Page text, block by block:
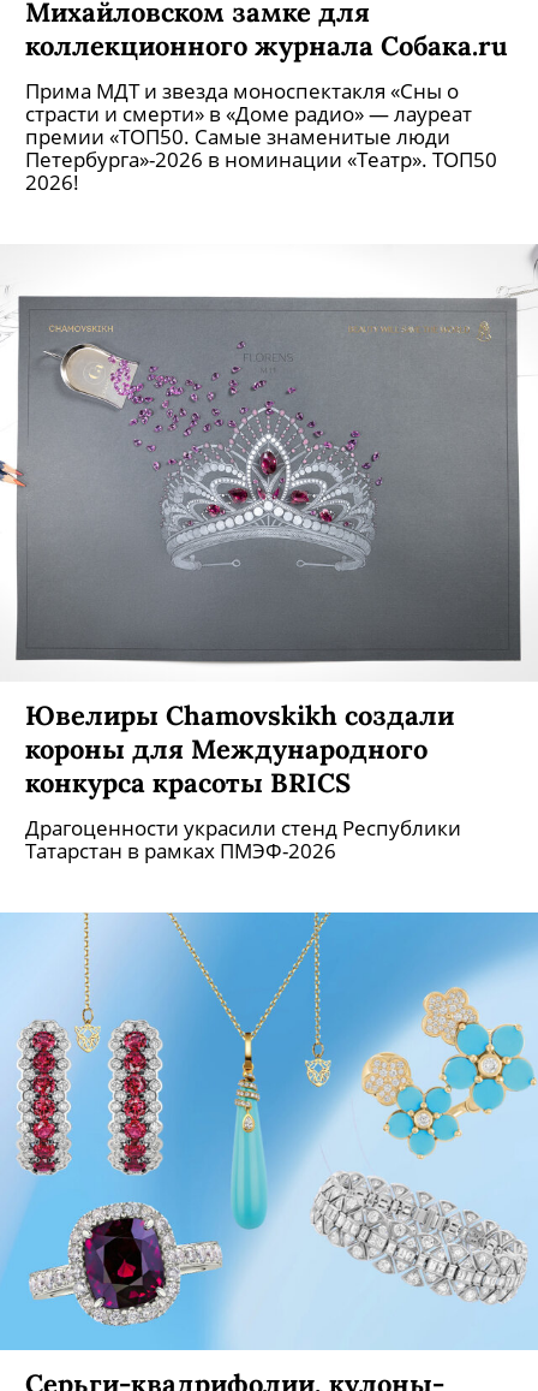
Михайловском замке для
коллекционного журнала Собака.ru
Прима МДТ и звезда моноспектакля «Сны о
страсти и смерти» в «Доме радио» — лауреат
премии «ТОП50. Самые знаменитые люди
Петербурга»-2026 в номинации «Театр». ТОП50
2026!
Ювелиры Chamovskikh создали
короны для Международного
конкурса красоты BRICS
Драгоценности украсили стенд Республики
Татарстан в рамках ПМЭФ-2026
Серьги-квадрифолии, кулоны-